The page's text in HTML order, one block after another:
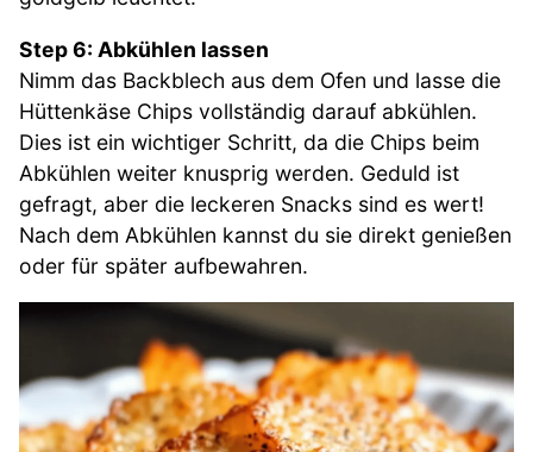
Step 6: Abkühlen lassen
Nimm das Backblech aus dem Ofen und lasse die
Hüttenkäse Chips vollständig darauf abkühlen.
Dies ist ein wichtiger Schritt, da die Chips beim
Abkühlen weiter knusprig werden. Geduld ist
gefragt, aber die leckeren Snacks sind es wert!
Nach dem Abkühlen kannst du sie direkt genießen
oder für später aufbewahren.